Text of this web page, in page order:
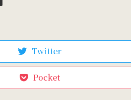
Twitter
Pocket